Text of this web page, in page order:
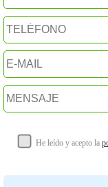
He leído y acepto la